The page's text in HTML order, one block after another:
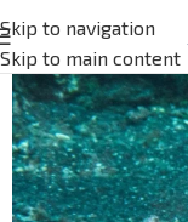
Skip to navigation
Skip to main content